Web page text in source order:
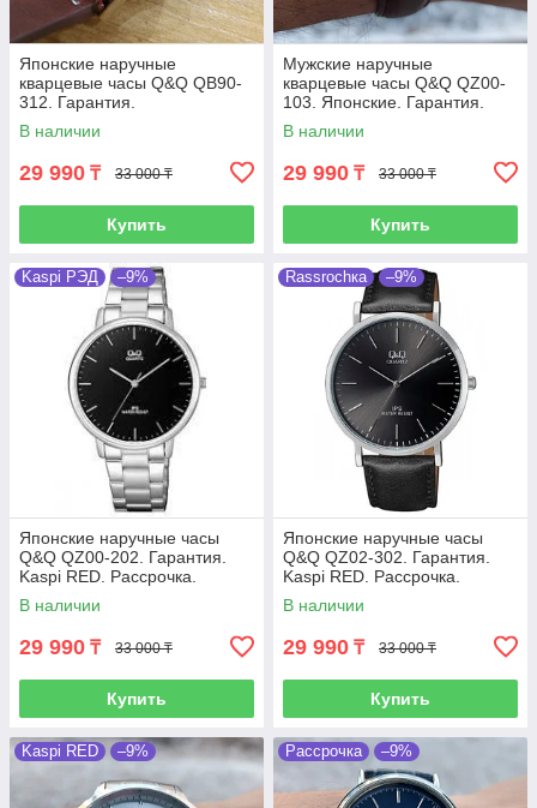
Японские наручные
кварцевые часы Q&Q QB90-
312. Гарантия.
В наличии
29 990 ₸ 33 000 ₸
Купить
Мужские наручные
кварцевые часы Q&Q QZ00-
103. Японские. Гарантия.
В наличии
29 990 ₸ 33 000 ₸
Купить
Kaspi РЭД –9%
Японские наручные часы
Q&Q QZ00-202. Гарантия.
Kaspi RED. Рассрочка.
В наличии
29 990 ₸ 33 000 ₸
Купить
Rassrochка –9%
Японские наручные часы
Q&Q QZ02-302. Гарантия.
Kaspi RED. Рассрочка.
В наличии
29 990 ₸ 33 000 ₸
Купить
Kaspi RED –9% Рассрочка –9%